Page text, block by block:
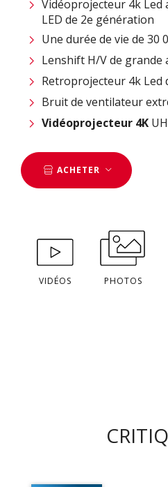
Vidéoprojecteur 4k Led
LED de 2e génération
Une durée de vie de 30
Lenshift H/V de grande
Retroprojecteur 4k
Bruit de ventilateur
Vidéoprojecteur 4K
ACHETER
VIDÉOS PHOTOS